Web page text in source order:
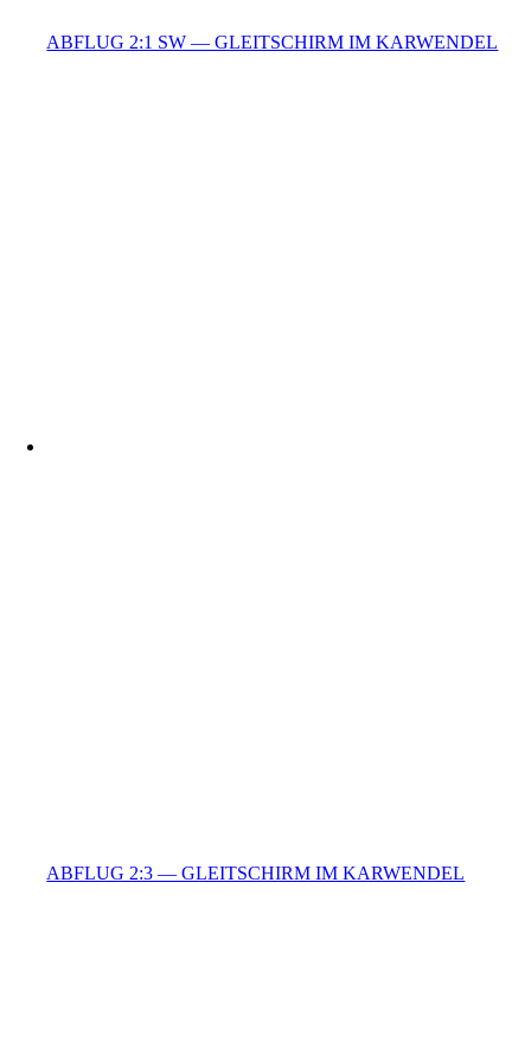
ABFLUG 2:1 SW — GLEITSCHIRM IM KARWENDEL
ABFLUG 2:3 — GLEITSCHIRM IM KARWENDEL